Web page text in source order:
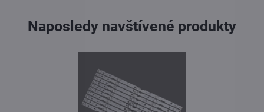
Naposledy navštívené produkty